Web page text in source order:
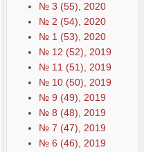
№ 3 (55), 2020
№ 2 (54), 2020
№ 1 (53), 2020
№ 12 (52), 2019
№ 11 (51), 2019
№ 10 (50), 2019
№ 9 (49), 2019
№ 8 (48), 2019
№ 7 (47), 2019
№ 6 (46), 2019